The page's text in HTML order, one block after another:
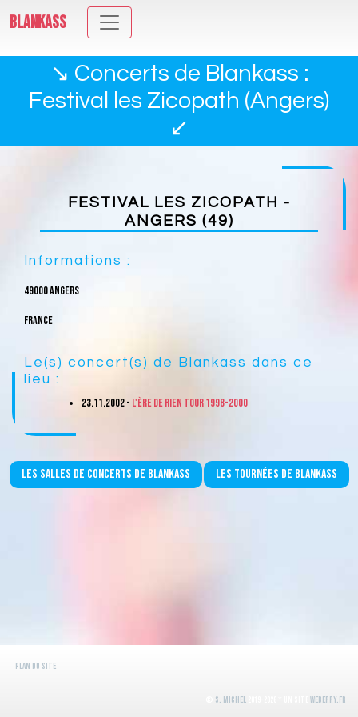
BLANKASS
↘ Concerts de Blankass :
Festival les Zicopath (Angers)
↙
FESTIVAL LES ZICOPATH -
ANGERS (49)
Informations :
49000 Angers
France
Le(s) concert(s) de Blankass dans ce
lieu :
23.11.2002 - L'ère de rien Tour 1998-2000
Les salles de concerts de Blankass Les tournées de Blankass
Plan du site
S. Michel WeBerry.fr